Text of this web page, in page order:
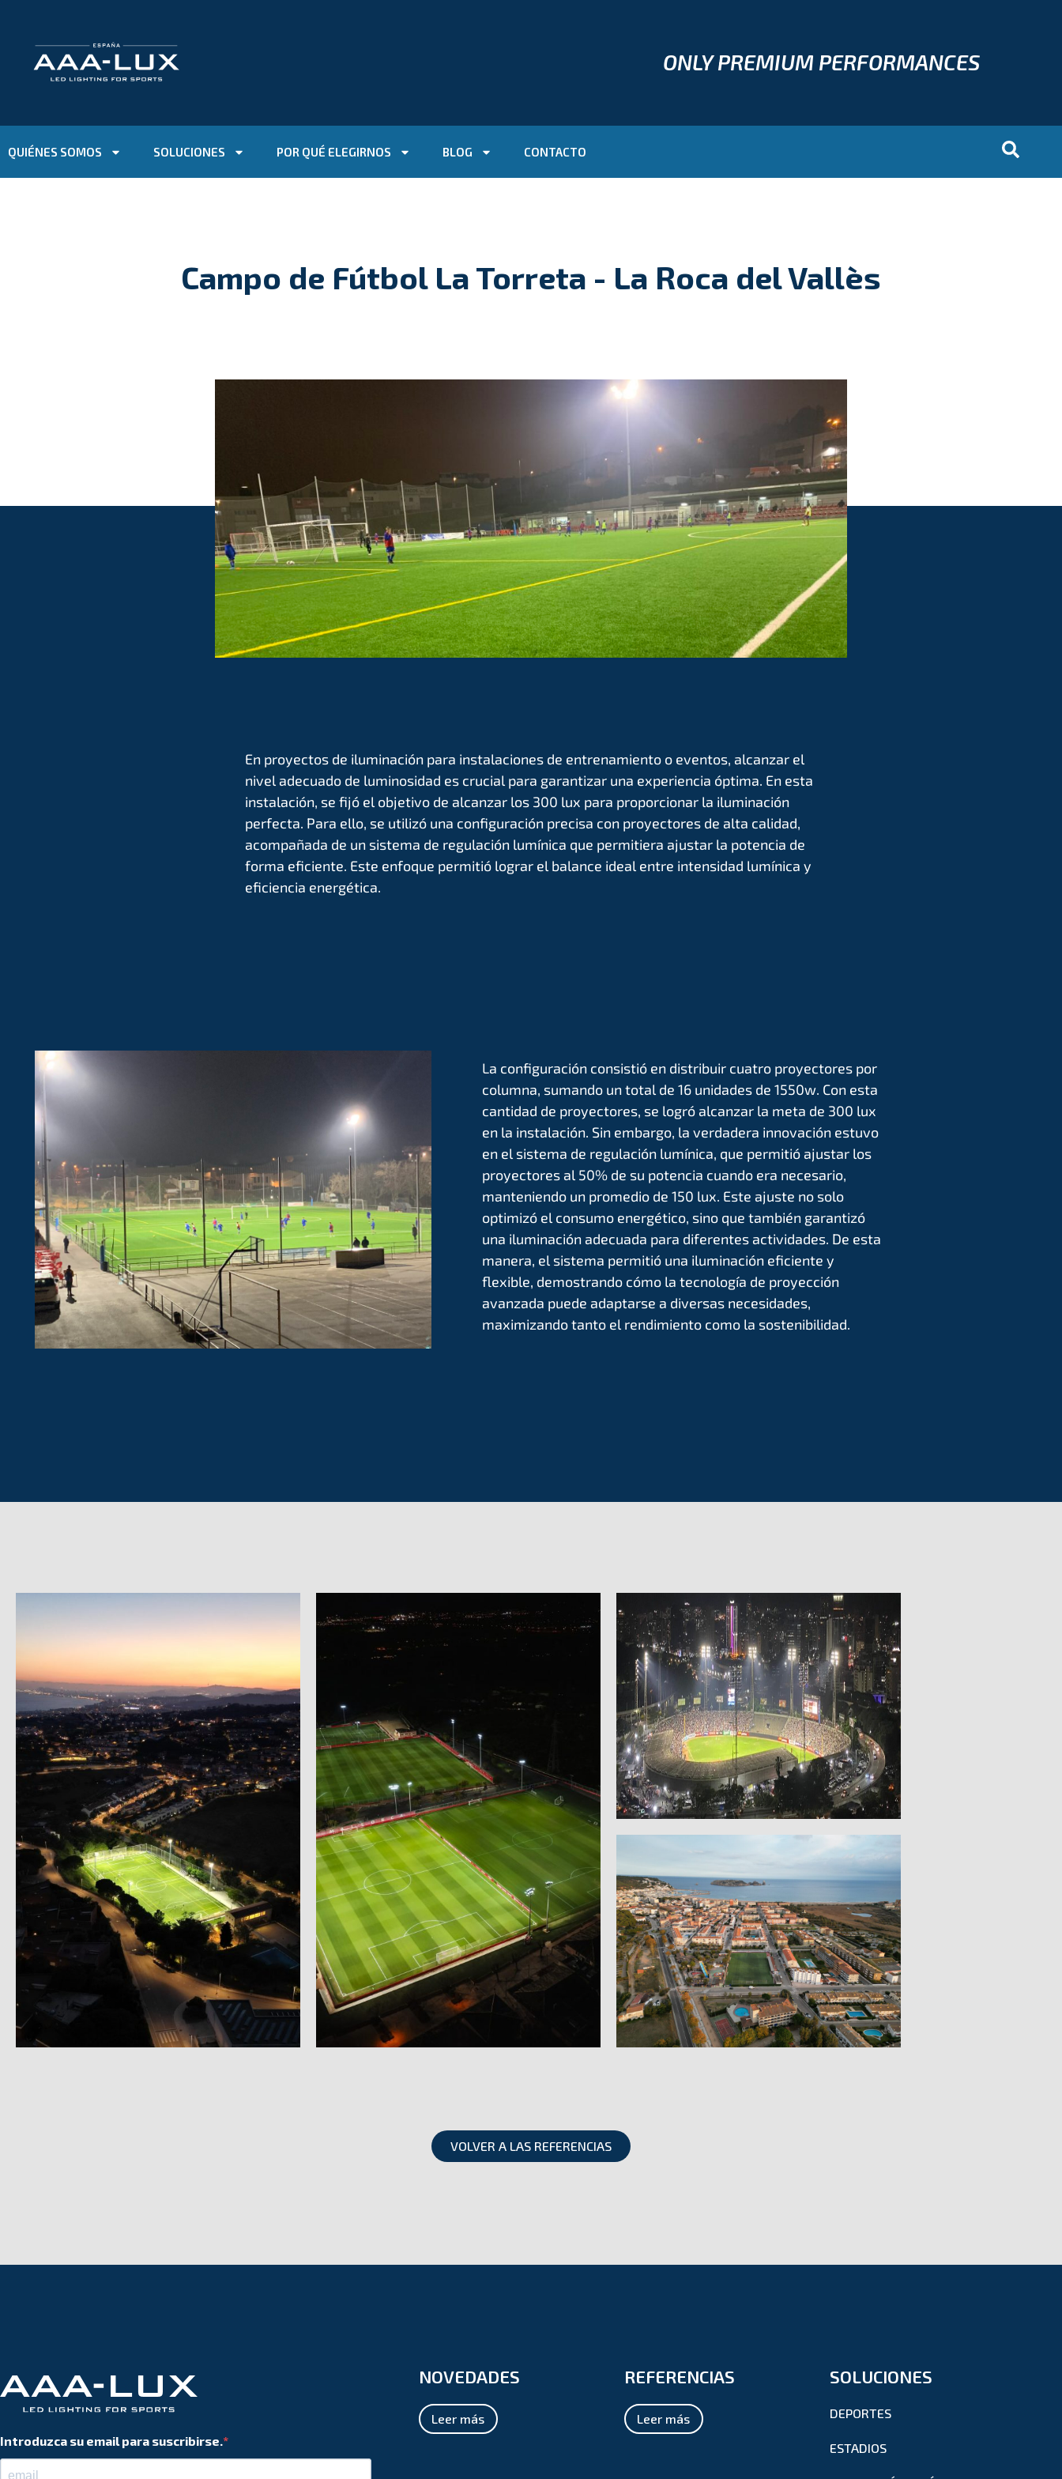
ONLY PREMIUM PERFORMANCES
QUIÉNES SOMOS SOLUCIONES POR QUÉ ELEGIRNOS BLOG CONTACTO
Campo de Fútbol La Torreta - La Roca del Vallès
En proyectos de iluminación para instalaciones de entrenamiento o eventos, alcanzar el
nivel adecuado de luminosidad es crucial para garantizar una experiencia óptima. En esta
instalación, se fijó el objetivo de alcanzar los 300 lux para proporcionar la iluminación
perfecta. Para ello, se utilizó una configuración precisa con proyectores de alta calidad,
acompañada de un sistema de regulación lumínica que permitiera ajustar la potencia de
forma eficiente. Este enfoque permitió lograr el balance ideal entre intensidad lumínica y
eficiencia energética.
La configuración consistió en distribuir cuatro proyectores por
columna, sumando un total de 16 unidades de 1550w. Con esta
cantidad de proyectores, se logró alcanzar la meta de 300 lux
en la instalación. Sin embargo, la verdadera innovación estuvo
en el sistema de regulación lumínica, que permitió ajustar los
proyectores al 50% de su potencia cuando era necesario,
manteniendo un promedio de 150 lux. Este ajuste no solo
optimizó el consumo energético, sino que también garantizó
una iluminación adecuada para diferentes actividades. De esta
manera, el sistema permitió una iluminación eficiente y
flexible, demostrando cómo la tecnología de proyección
avanzada puede adaptarse a diversas necesidades,
maximizando tanto el rendimiento como la sostenibilidad.
VOLVER A LAS REFERENCIAS
Introduzca su email para suscribirse.
NOVEDADES
Leer más
REFERENCIAS
Leer más
SOLUCIONES
DEPORTES
ESTADIOS